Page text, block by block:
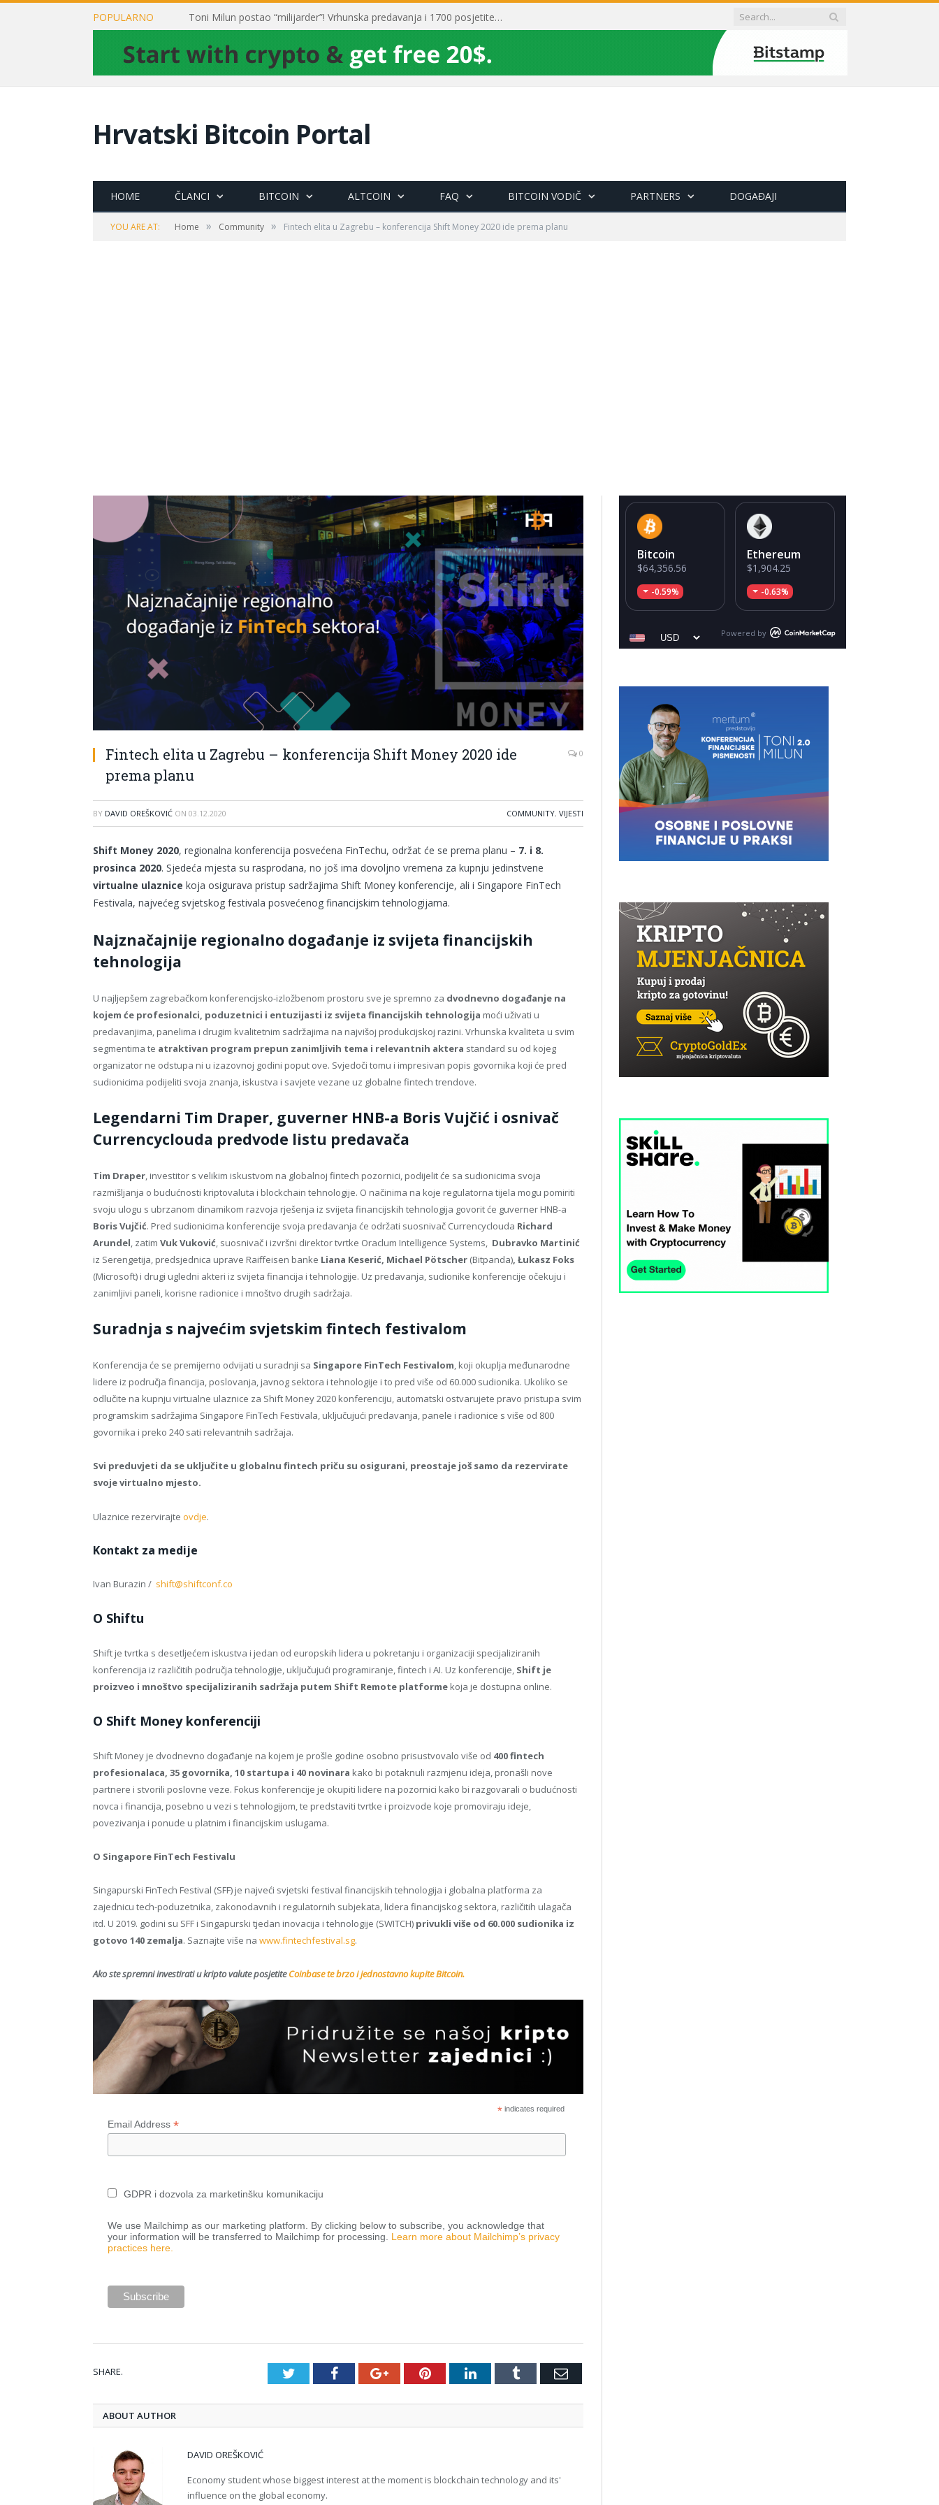
POPULARNO Toni Milun postao “milijarder”! Vrhunska predavanja i 1700 posjetitelja obilježili su mjesec financijske pismenosti
Hrvatski Bitcoin Portal
HOME ČLANCI BITCOIN ALTCOIN FAQ BITCOIN VODIČ PARTNERS DOGAĐAJI
YOU ARE AT: Home » Community » Fintech elita u Zagrebu – konferencija Shift Money 2020 ide prema planu
Fintech elita u Zagrebu – konferencija Shift Money 2020 ide
prema planu
0
BY DAVID OREŠKOVIĆ ON 03.12.2020 COMMUNITY, VIJESTI
Shift Money 2020, regionalna konferencija posvećena FinTechu, održat će se prema planu – 7. i 8.
prosinca 2020. Sjedeća mjesta su rasprodana, no još ima dovoljno vremena za kupnju jedinstvene
virtualne ulaznice koja osigurava pristup sadržajima Shift Money konferencije, ali i Singapore FinTech
Festivala, najvećeg svjetskog festivala posvećenog financijskim tehnologijama.
Najznačajnije regionalno događanje iz svijeta financijskih
tehnologija
U najljepšem zagrebačkom konferencijsko-izložbenom prostoru sve je spremno za dvodnevno događanje na
kojem će profesionalci, poduzetnici i entuzijasti iz svijeta financijskih tehnologija moći uživati u
predavanjima, panelima i drugim kvalitetnim sadržajima na najvišoj produkcijskoj razini. Vrhunska kvaliteta u svim
segmentima te atraktivan program prepun zanimljivih tema i relevantnih aktera standard su od kojeg
organizator ne odstupa ni u izazovnoj godini poput ove. Svjedoči tomu i impresivan popis govornika koji će pred
sudionicima podijeliti svoja znanja, iskustva i savjete vezane uz globalne fintech trendove.
Legendarni Tim Draper, guverner HNB-a Boris Vujčić i osnivač
Currencyclouda predvode listu predavača
Tim Draper, investitor s velikim iskustvom na globalnoj fintech pozornici, podijelit će sa sudionicima svoja
razmišljanja o budućnosti kriptovaluta i blockchain tehnologije. O načinima na koje regulatorna tijela mogu pomiriti
svoju ulogu s ubrzanom dinamikom razvoja rješenja iz svijeta financijskih tehnologija govorit će guverner HNB-a
Boris Vujčić. Pred sudionicima konferencije svoja predavanja će održati suosnivač Currencyclouda Richard
Arundel, zatim Vuk Vuković, suosnivač i izvršni direktor tvrtke Oraclum Intelligence Systems, Dubravko Martinić
iz Serengetija, predsjednica uprave Raiffeisen banke Liana Keserić, Michael Pötscher (Bitpanda), Łukasz Foks
(Microsoft) i drugi ugledni akteri iz svijeta financija i tehnologije. Uz predavanja, sudionike konferencije očekuju i
zanimljivi paneli, korisne radionice i mnoštvo drugih sadržaja.
Suradnja s najvećim svjetskim fintech festivalom
Konferencija će se premijerno odvijati u suradnji sa Singapore FinTech Festivalom, koji okuplja međunarodne
lidere iz područja financija, poslovanja, javnog sektora i tehnologije i to pred više od 60.000 sudionika. Ukoliko se
odlučite na kupnju virtualne ulaznice za Shift Money 2020 konferenciju, automatski ostvarujete pravo pristupa svim
programskim sadržajima Singapore FinTech Festivala, uključujući predavanja, panele i radionice s više od 800
govornika i preko 240 sati relevantnih sadržaja.
Svi preduvjeti da se uključite u globalnu fintech priču su osigurani, preostaje još samo da rezervirate
svoje virtualno mjesto.
Ulaznice rezervirajte ovdje.
Kontakt za medije
Ivan Burazin / shift@shiftconf.co
O Shiftu
Shift je tvrtka s desetljećem iskustva i jedan od europskih lidera u pokretanju i organizaciji specijaliziranih
konferencija iz različitih područja tehnologije, uključujući programiranje, fintech i AI. Uz konferencije, Shift je
proizveo i mnoštvo specijaliziranih sadržaja putem Shift Remote platforme koja je dostupna online.
O Shift Money konferenciji
Shift Money je dvodnevno događanje na kojem je prošle godine osobno prisustvovalo više od 400 fintech
profesionalaca, 35 govornika, 10 startupa i 40 novinara kako bi potaknuli razmjenu ideja, pronašli nove
partnere i stvorili poslovne veze. Fokus konferencije je okupiti lidere na pozornici kako bi razgovarali o budućnosti
novca i financija, posebno u vezi s tehnologijom, te predstaviti tvrtke i proizvode koje promoviraju ideje,
povezivanja i ponude u platnim i financijskim uslugama.
O Singapore FinTech Festivalu
Singapurski FinTech Festival (SFF) je najveći svjetski festival financijskih tehnologija i globalna platforma za
zajednicu tech-poduzetnika, zakonodavnih i regulatornih subjekata, lidera financijskog sektora, različitih ulagača
itd. U 2019. godini su SFF i Singapurski tjedan inovacija i tehnologije (SWITCH) privukli više od 60.000 sudionika iz
gotovo 140 zemalja. Saznajte više na www.fintechfestival.sg.
Ako ste spremni investirati u kripto valute posjetiteCoinbase te brzo i jednostavno kupite Bitcoin.
*indicates required
Email Address*
GDPR i dozvola za marketinšku komunikaciju
We use Mailchimp as our marketing platform. By clicking below to subscribe, you acknowledge that
your information will be transferred to Mailchimp for processing. Learn more about Mailchimp’s privacy
practices here.
SHARE. TwitterFacebookGoogle+PinterestLinkedInTumblr Email
ABOUT AUTHOR
DAVID OREŠKOVIĆ
Economy student whose biggest interest at the moment is blockchain technology and its'
influence on the global economy.
Bitcoin
$64,356.56
-0.59%
Ethereum
$1,904.25
-0.63%
Powered by